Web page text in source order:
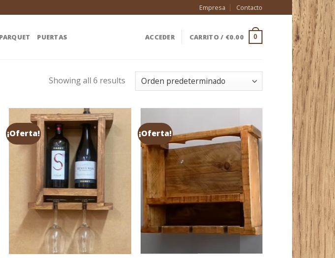
Empresa Contacto
PARQUET PUERTAS ACCEDER CARRITO / €0.00 0
Showing all 6 results
¡Oferta! ¡Oferta!